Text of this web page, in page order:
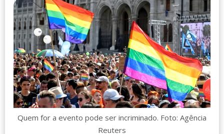
Quem for a evento pode ser incriminado. Foto: Agência
Reuters